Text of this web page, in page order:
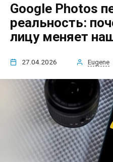
Google Photos
реальность:
лицу меняет
27.04.2026 Eugene